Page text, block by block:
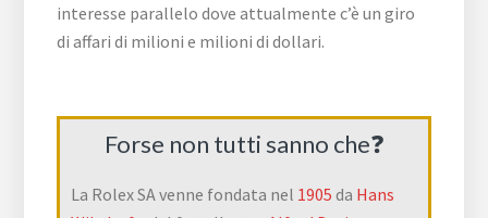
interesse parallelo dove attualmente c’è un giro
di affari di milioni e milioni di dollari.
Forse non tutti sanno che❓
La Rolex SA venne fondata nel 1905 da Hans